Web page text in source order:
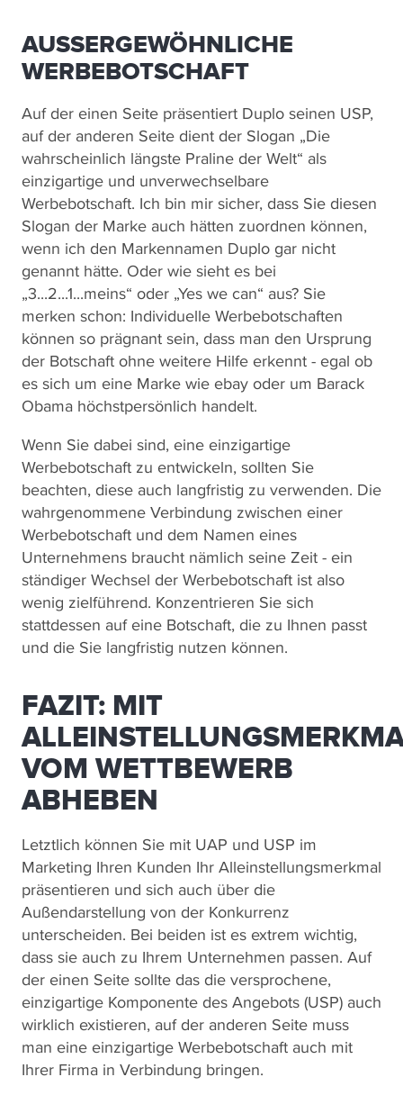
AUSSERGEWÖHNLICHE W
ERBEBOTSCHAFT
Auf der einen Seite präsentiert Duplo seinen USP,
auf der anderen Seite dient der Slogan „Die
wahrscheinlich längste Praline der Welt“ als
einzigartige und unverwechselbare
Werbebotschaft. Ich bin mir sicher, dass Sie diesen
Slogan der Marke auch hätten zuordnen können,
wenn ich den Markennamen Duplo gar nicht
genannt hätte. Oder wie sieht es bei
„3...2...1...meins“ oder „Yes we can“ aus? Sie
merken schon: Individuelle Werbebotschaften
können so prägnant sein, dass man den Ursprung
der Botschaft ohne weitere Hilfe erkennt - egal ob
es sich um eine Marke wie ebay oder um Barack
Obama höchstpersönlich handelt.
Wenn Sie dabei sind, eine einzigartige
Werbebotschaft zu entwickeln, sollten Sie
beachten, diese auch langfristig zu verwenden. Die
wahrgenommene Verbindung zwischen einer
Werbebotschaft und dem Namen eines
Unternehmens braucht nämlich seine Zeit - ein
ständiger Wechsel der Werbebotschaft ist also
wenig zielführend. Konzentrieren Sie sich
stattdessen auf eine Botschaft, die zu Ihnen passt
und die Sie langfristig nutzen können.
FAZIT: MIT
VOM WETTBEWERB
ABHEBEN
Letztlich können Sie mit UAP und USP im
Marketing Ihren Kunden Ihr Alleinstellungsmerkmal
präsentieren und sich auch über die
Außendarstellung von der Konkurrenz
unterscheiden. Bei beiden ist es extrem wichtig,
dass sie auch zu Ihrem Unternehmen passen. Auf
der einen Seite sollte das die versprochene,
einzigartige Komponente des Angebots (USP) auch
wirklich existieren, auf der anderen Seite muss
man eine einzigartige Werbebotschaft auch mit
Ihrer Firma in Verbindung bringen.